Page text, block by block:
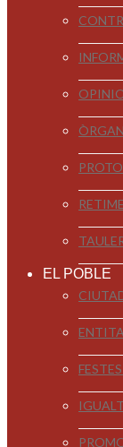
EL POBLE